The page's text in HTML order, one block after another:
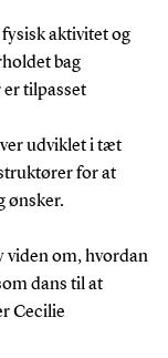
aktivitet og
bag
tilpasset
udviklet i tæt
for at
ønsker.
viden om, hvordan
dans til at
Cecilie